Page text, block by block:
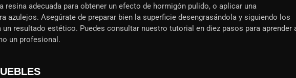
resina adecuada para obtener un efecto de hormigón pulido, o aplicar una
azulejos. Asegúrate de preparar bien la superficie desengrasándola y siguiendo los
resultado estético. Puedes consultar nuestro tutorial en diez pasos para aprender
un profesional.